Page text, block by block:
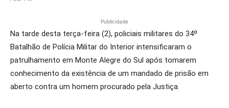
Publicidade
Na tarde desta terça-feira (2), policiais militares do 34º
Batalhão de Polícia Militar do Interior intensificaram o
patrulhamento em Monte Alegre do Sul após tomarem
conhecimento da existência de um mandado de prisão em
aberto contra um homem procurado pela Justiça.